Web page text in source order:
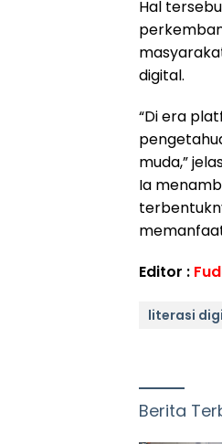
Hal
digital.
“Di era
muda,”
Ia
Editor :
literasi
Berita